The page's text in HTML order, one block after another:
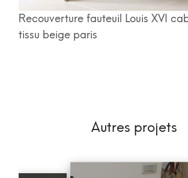
Recouverture fauteuil Louis XVI
tissu beige paris
Autres projets